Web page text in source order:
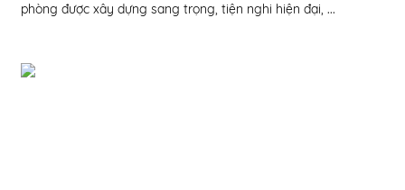
phòng được xây dựng sang trọng, tiện nghi hiện đại, ...